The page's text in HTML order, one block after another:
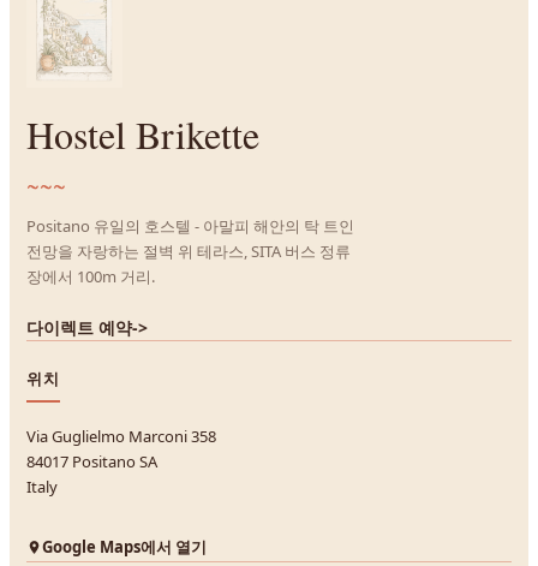
Hostel Brikette
~~~
Positano 유일의 호스텔 - 아말피 해안의 탁 트인
전망을 자랑하는 절벽 위 테라스, SITA 버스 정류
장에서 100m 거리.
다이렉트 예약->
위치
Via Guglielmo Marconi 358
84017 Positano SA
Italy
Google Maps에서 열기